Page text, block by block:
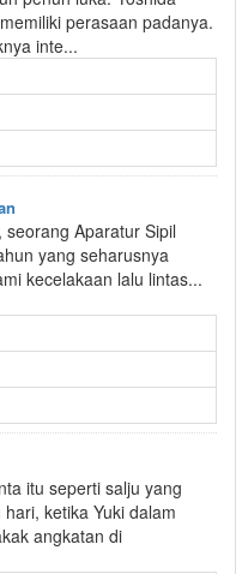
perasaan padanya.
inte...
Aparatur Sipil
yang seharusnya
kecelakaan lalu lintas...
itu seperti salju yang
ketika Yuki dalam
angkatan di